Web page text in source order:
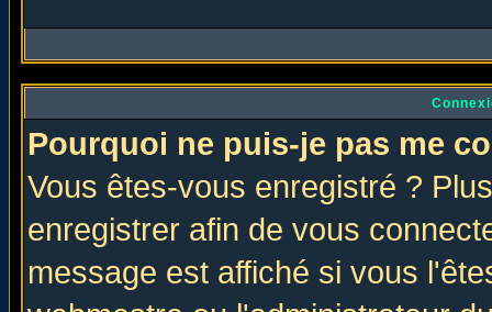
Pourquoi ne puis-je pas me
Vous êtes-vous enregistré ?
enregistrer afin de vous
message est affiché si vous